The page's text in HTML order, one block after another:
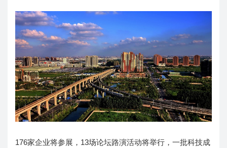
176家企业将参展，13场论坛路演活动将举行，一批科技成